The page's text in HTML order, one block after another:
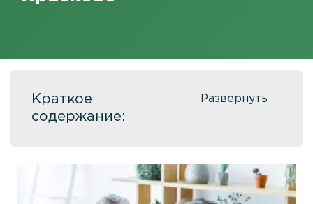
Кодирование алкоголизма
Кодирование Двойной блок
Краткое
содержание: